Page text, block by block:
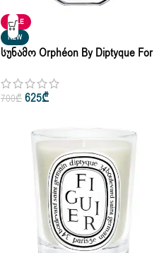
SALE
NEW
Სუნამო Orphéon By Diptyque For
| 100ml
700₾ 625₾